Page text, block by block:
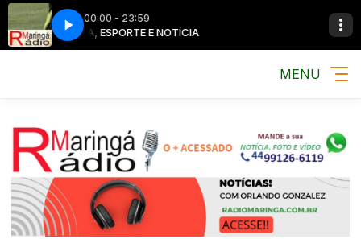
00:00 - 23:59
MÚSICA, ESPORTE E NOTÍCIA MÚSICA,
MENU